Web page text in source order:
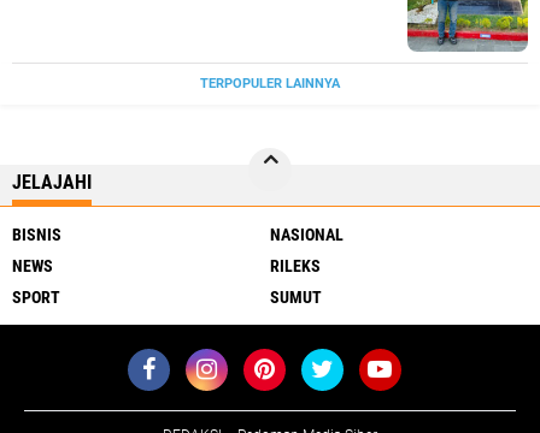
TERPOPULER LAINNYA
JELAJAHI
BISNIS
NASIONAL
NEWS
RILEKS
SPORT
SUMUT